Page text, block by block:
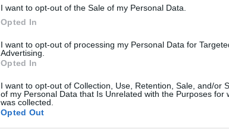
I want to opt-out of the Sale of my Personal Data.
Opted In
I want to opt-out of processing my Personal Data for
Advertising.
Opted In
I want to opt-out of Collection, Use, Retention, Sale, and/or
of my Personal Data that Is Unrelated with the Purposes for
was collected.
Opted Out
Γ΄ Κατηγορία Δευτεροβάθμιας Εκπαίδευσης
Κλάδου/Ειδικότητας: ΔΕ ΒΟΗΘΩΝ